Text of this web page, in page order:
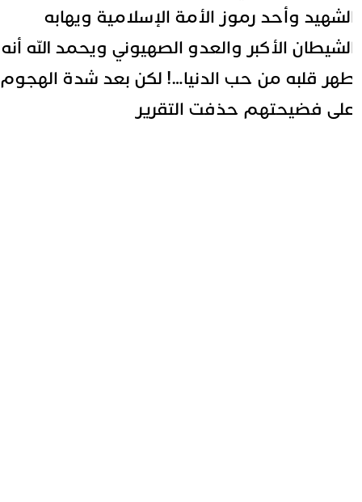
وأحد رموز الأمة الإسلامية ويهابه
الأكبر والعدو الصهيوني ويحمد الله أنه
قلبه من حب الدنيا…! لكن بعد شدة الهجوم
فضيحتهم حذفت التقرير